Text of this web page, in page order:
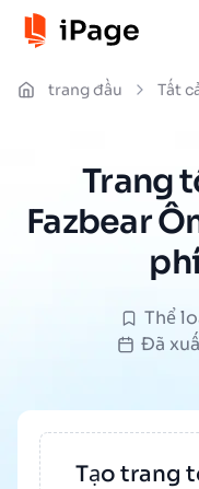
trang đầu Tất
Trang
Fazbear
Thể
Đã
Tạo trang